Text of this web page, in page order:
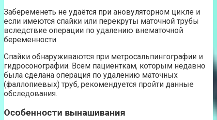
Забеременеть не удаётся при ановуляторном цикле и
если имеются спайки или перекруты маточной трубы
вследствие операции по удалению внематочной
беременности.
Спайки обнаруживаются при метросальпингографии и
гидросонографии. Всем пациенткам, которым недавно
была сделана операция по удалению маточных
(фаллопиевых) труб, рекомендуется пройти данные
обследования.
Особенности вынашивания